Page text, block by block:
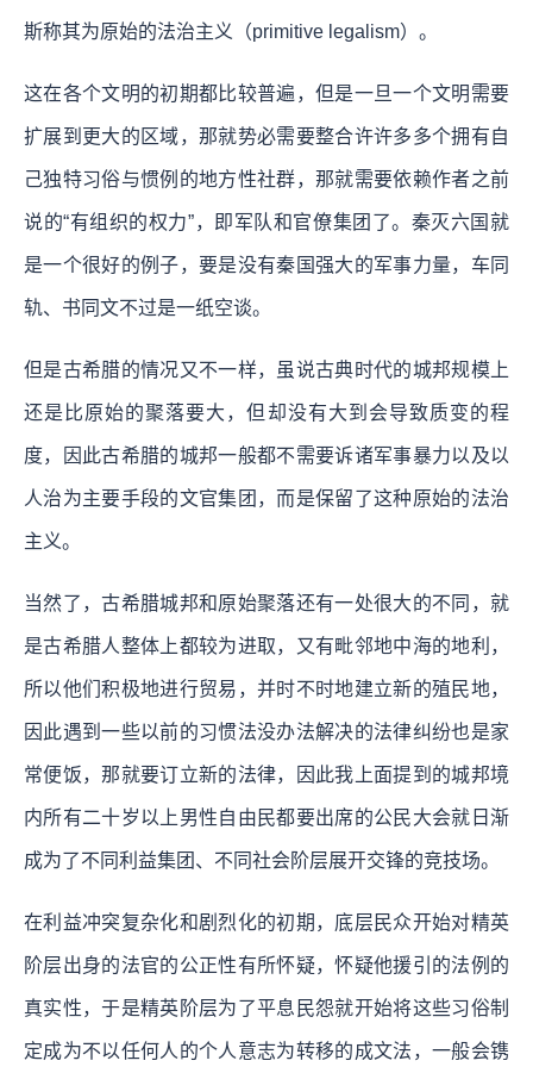
斯称其为原始的法治主义（primitive legalism）。
这在各个文明的初期都比较普遍，但是一旦一个文明需要
扩展到更大的区域，那就势必需要整合许许多多个拥有自
己独特习俗与惯例的地方性社群，那就需要依赖作者之前
说的“有组织的权力”，即军队和官僚集团了。秦灭六国就
是一个很好的例子，要是没有秦国强大的军事力量，车同
轨、书同文不过是一纸空谈。
但是古希腊的情况又不一样，虽说古典时代的城邦规模上
还是比原始的聚落要大，但却没有大到会导致质变的程
度，因此古希腊的城邦一般都不需要诉诸军事暴力以及以
人治为主要手段的文官集团，而是保留了这种原始的法治
主义。
当然了，古希腊城邦和原始聚落还有一处很大的不同，就
是古希腊人整体上都较为进取，又有毗邻地中海的地利，
所以他们积极地进行贸易，并时不时地建立新的殖民地，
因此遇到一些以前的习惯法没办法解决的法律纠纷也是家
常便饭，那就要订立新的法律，因此我上面提到的城邦境
内所有二十岁以上男性自由民都要出席的公民大会就日渐
成为了不同利益集团、不同社会阶层展开交锋的竞技场。
在利益冲突复杂化和剧烈化的初期，底层民众开始对精英
阶层出身的法官的公正性有所怀疑，怀疑他援引的法例的
真实性，于是精英阶层为了平息民怨就开始将这些习俗制
定成为不以任何人的个人意志为转移的成文法，一般会镌